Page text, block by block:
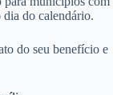
dia do calendário.
do seu benefício e